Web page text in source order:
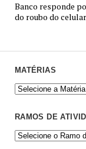
Banco responde
do roubo do celular
MATÉRIAS
RAMOS DE